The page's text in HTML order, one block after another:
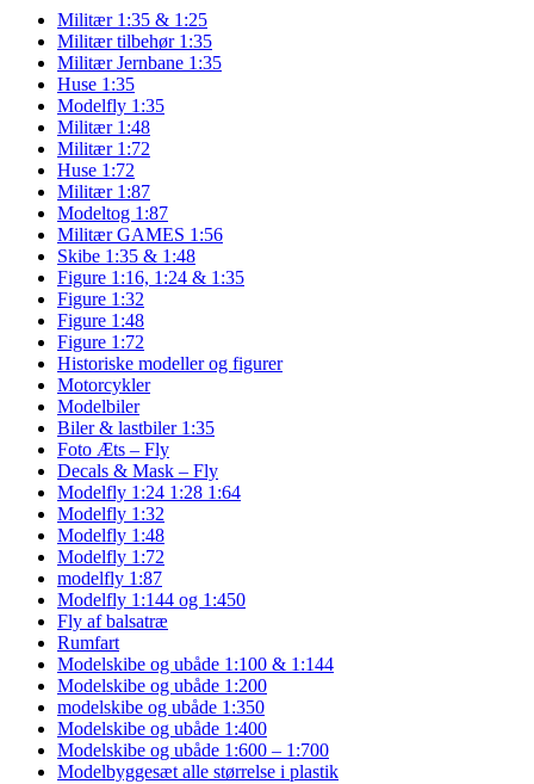
Militær 1:35 & 1:25
Militær tilbehør 1:35
Militær Jernbane 1:35
Huse 1:35
Modelfly 1:35
Militær 1:48
Militær 1:72
Huse 1:72
Militær 1:87
Modeltog 1:87
Militær GAMES 1:56
Skibe 1:35 & 1:48
Figure 1:16, 1:24 & 1:35
Figure 1:32
Figure 1:48
Figure 1:72
Historiske modeller og figurer
Motorcykler
Modelbiler
Biler & lastbiler 1:35
Foto Æts – Fly
Decals & Mask – Fly
Modelfly 1:24 1:28 1:64
Modelfly 1:32
Modelfly 1:48
Modelfly 1:72
modelfly 1:87
Modelfly 1:144 og 1:450
Fly af balsatræ
Rumfart
Modelskibe og ubåde 1:100 & 1:144
Modelskibe og ubåde 1:200
modelskibe og ubåde 1:350
Modelskibe og ubåde 1:400
Modelskibe og ubåde 1:600 – 1:700
Modelbyggesæt alle størrelse i plastik